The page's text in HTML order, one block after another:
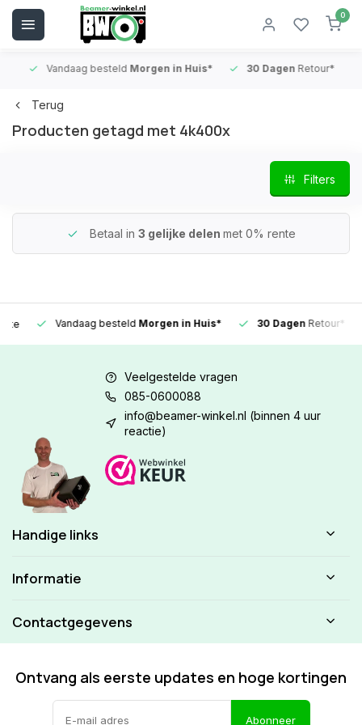
0
Vandaag besteldMorgen in Huis* 30 DagenRetour*
Terug
Producten getagd met 4k400x
Filters
Betaal in 3 gelijke delen met 0% rente
Vandaag besteldMorgen in Huis* 30 DagenRetour*
Veelgestelde vragen
085-0600088
info@beamer-winkel.nl (binnen 4 uur
reactie)
Handige links
Informatie
Contactgegevens
Ontvang als eerste updates en hoge kortingen
Abonneer